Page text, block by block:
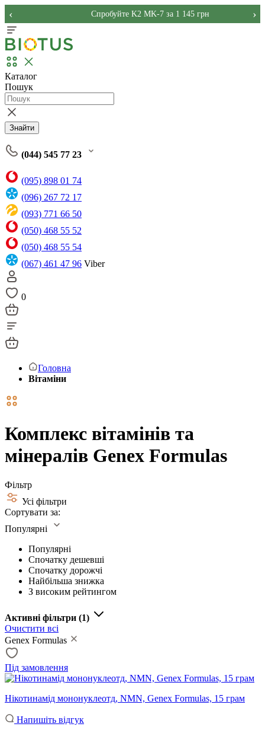
Спробуйте K2 MK-7 за 1 145 грн
‹ ›
Каталог
Пошук
Знайти
(044) 545 77 23
(095) 898 01 74
(096) 267 72 17
(093) 771 66 50
(050) 468 55 52
(050) 468 55 54
(067) 461 47 96 Viber
0
Головна
Вітаміни
Комплекс вітамінів та
мінералів Genex Formulas
Фільтр
Усі фільтри
Сортувати за:
Популярні
Популярні
Спочатку дешевші
Спочатку дорожчі
Найбільша знижка
З високим рейтингом
Активні фільтри (1)
Очистити всі
Genex Formulas
Під замовлення
Нікотинамід мононуклеотд, NMN, Genex Formulas, 15 грам
Напишіть відгук